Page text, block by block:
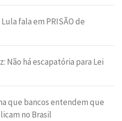
fala em PRISÃO de
Não há escapatória para Lei
que bancos entendem que
no Brasil